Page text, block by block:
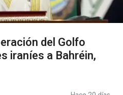
del Golfo
iraníes a Bahréin,